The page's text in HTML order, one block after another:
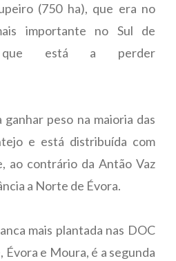
(750 ha), que era no
importante no Sul de
que está a perder
peso na maioria das
e está distribuída com
ao contrário da Antão Vaz
a Norte de Évora.
mais plantada nas DOC
e Moura, é a segunda